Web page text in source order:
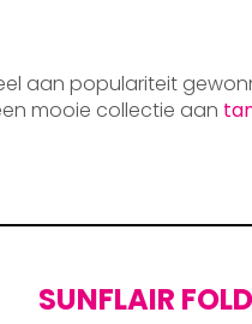
aan populariteit
mooie collectie aan
SUNFLAIR